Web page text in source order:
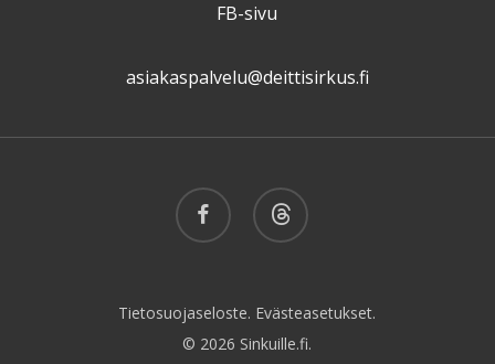
FB-sivu
asiakaspalvelu@deittisirkus.fi
facebook threads
Tietosuojaseloste. Evästeasetukset.
© 2026 Sinkuille.fi.